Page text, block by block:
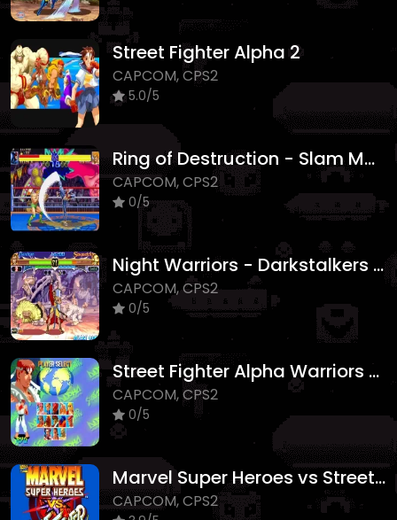
Street Fighter Alpha 2
CAPCOM, CPS2
5.0/5
Ring of Destruction - Slam Masters II
CAPCOM, CPS2
0/5
Night Warriors - Darkstalkers Revenge
CAPCOM, CPS2
0/5
Street Fighter Alpha Warriors Dreams
CAPCOM, CPS2
0/5
Marvel Super Heroes vs Street Fighter
CAPCOM, CPS2